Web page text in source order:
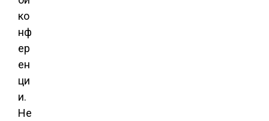
ко
нф
ер
ен
ци
и.
Не